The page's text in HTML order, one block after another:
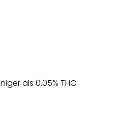
als 0,05% THC.